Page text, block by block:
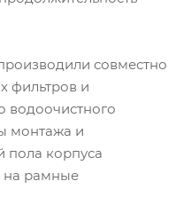
совместно
фильтров и
водоочистного
монтажа и
пола корпуса
на рамные